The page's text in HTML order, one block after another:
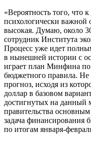
«Вероятность того, что
психологически важной
высокая. Думаю, около
сотрудник Института
Процесс уже идет
в нынешней истории с
играет план Минфина по
бюджетного правила. Не
прогноз, исходя из
доллар в базовом
достигнутых на данный
правительства
задача финансирования
по итогам января-